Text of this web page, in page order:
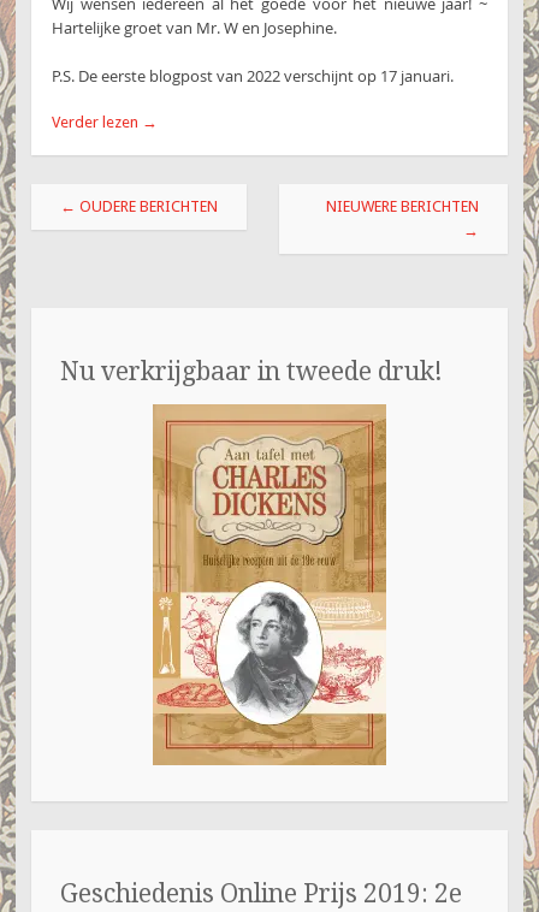
Hartelijke groet van Mr. W en Josephine.
P.S. De eerste blogpost van 2022 verschijnt op 17 januari.
Verder lezen →
Berichtnavigatie
← OUDERE BERICHTEN
NIEUWERE BERICHTEN
→
Nu verkrijgbaar in tweede druk!
Geschiedenis Online Prijs 2019: 2e